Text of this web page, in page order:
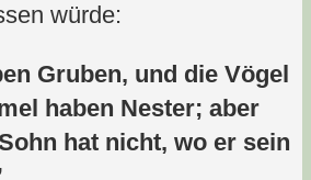
würde:
Gruben, und die Vögel
haben Nester; aber
hat nicht, wo er sein